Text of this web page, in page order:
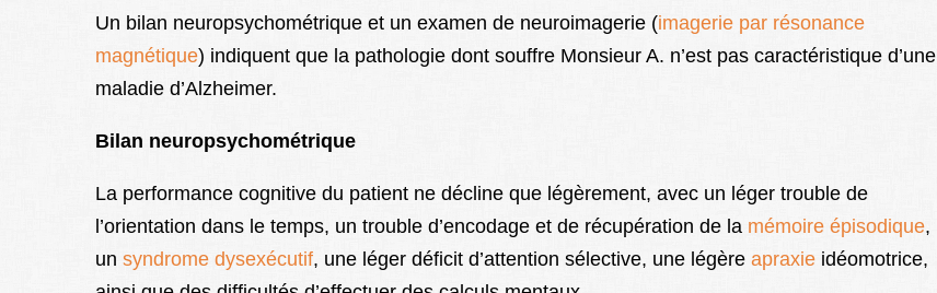
Un bilan neuropsychométrique et un examen de neuroimagerie (imagerie par résonance
magnétique) indiquent que la pathologie dont souffre Monsieur A. n’est pas caractéristique d’une
maladie d’Alzheimer.
Bilan neuropsychométrique
La performance cognitive du patient ne décline que légèrement, avec un léger trouble de
l’orientation dans le temps, un trouble d’encodage et de récupération de la mémoire épisodique,
un syndrome dysexécutif, une léger déficit d’attention sélective, une légère apraxie idéomotrice,